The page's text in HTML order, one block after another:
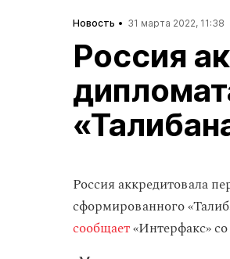
Новость 31 марта 2022, 11:38
Россия
Россия аккредитовала
сформированного
сообщает«Интерфакс»